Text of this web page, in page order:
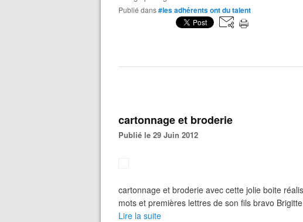
Publié dans#les adhérents ont du talent
cartonnage et broderie
Publié le 29 Juin 2012
cartonnage et broderie avec cette jolie boite
mots et premières lettres de son fils bravo
Lire la suite